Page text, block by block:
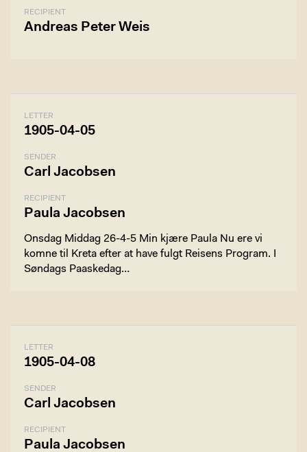
RECIPIENT
Andreas Peter Weis
LETTER
1905-04-05
SENDER
Carl Jacobsen
RECIPIENT
Paula Jacobsen
Onsdag Middag 26-4-5 Min kjære Paula Nu ere vi
komne til Kreta efter at have fulgt Reisens Program. I
Søndags Paaskedag…
LETTER
1905-04-08
SENDER
Carl Jacobsen
RECIPIENT
Paula Jacobsen